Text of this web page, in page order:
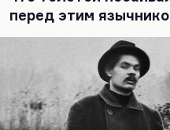
замечательный ответ
перед этим